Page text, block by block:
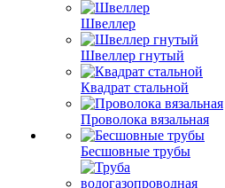
Швеллер
Швеллер гнутый
Квадрат стальной
Проволока вязальная
Бесшовные трубы